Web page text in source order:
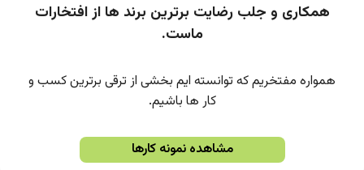
همکاری و جلب رضایت برترین برند ها از افتخارات
ماست.
همواره مفتخریم که توانسته ایم بخشی از ترقی برترین کسب و
کار ها باشیم.
مشاهده نمونه کارها